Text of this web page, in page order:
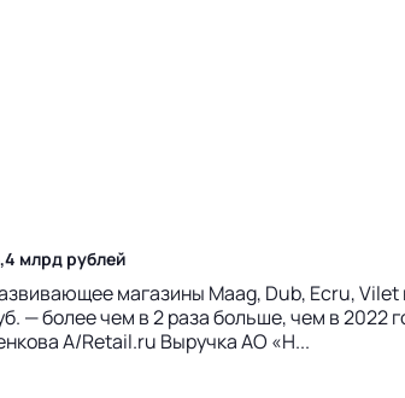
млрд рублей
магазины Maag, Dub, Ecru,
— более чем в 2 раза больше, чем в 2022
А/Retail.ru Выручка АО «Н...